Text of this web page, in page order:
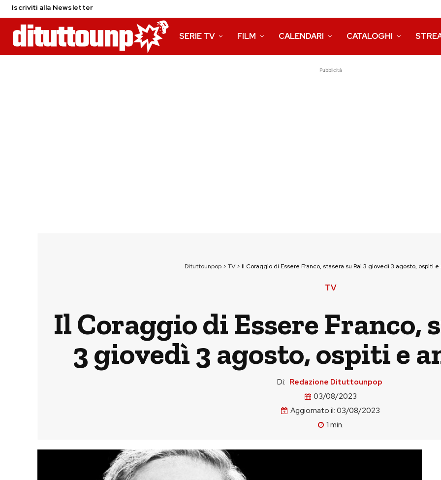
Iscriviti alla Newsletter
SERIE TV FILM CALENDARI CATALOGHI
Pubblicità
Dituttounpop > TV > Il Coraggio di Essere Franco, stasera su Rai 3 giovedì 3 agosto, ospiti
TV
Il Coraggio di Essere Franco,
3 giovedì 3 agosto, ospiti e
Di: Redazione Dituttounpop
03/08/2023
Aggiornato il: 03/08/2023
1 min.